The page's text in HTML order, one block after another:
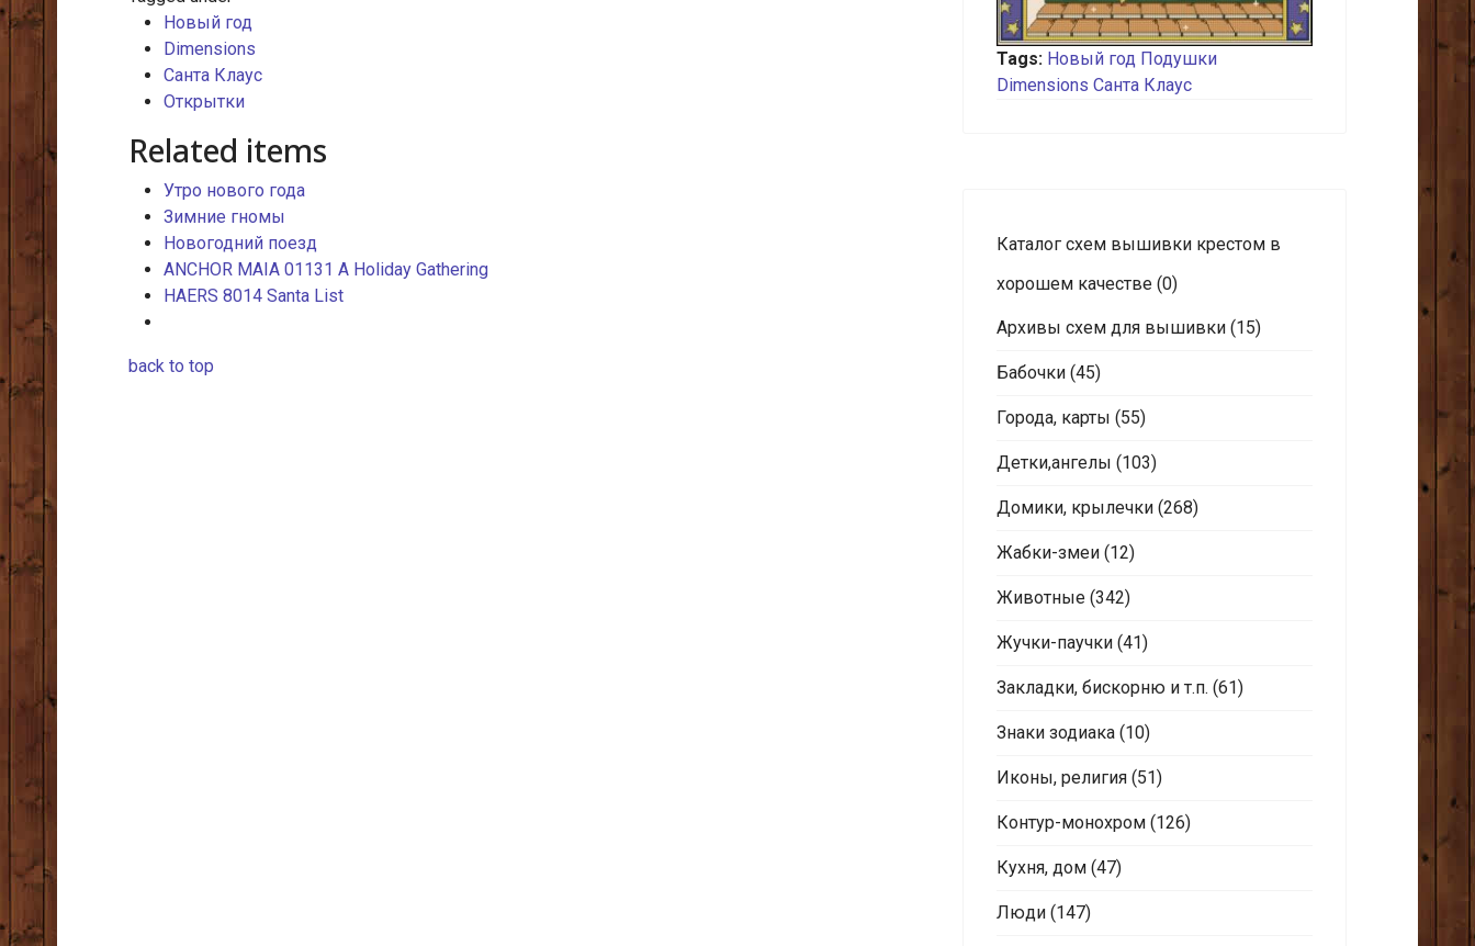
Новый год
Dimensions
Санта Клаус
Открытки
Related items
Утро нового года
Зимние гномы
Новогодний поезд
ANCHOR MAIA 01131 A Holiday Gathering
HAERS 8014 Santa List
back to top
Tags: Новый год Подушки
Dimensions Санта Клаус
Каталог схем вышивки крестом в
хорошем качестве (0)
Архивы схем для вышивки (15)
Бабочки (45)
Города, карты (55)
Детки,ангелы (103)
Домики, крылечки (268)
Жабки-змеи (12)
Животные (342)
Жучки-паучки (41)
Закладки, бискорню и т.п. (61)
Знаки зодиака (10)
Иконы, религия (51)
Контур-монохром (126)
Кухня, дом (47)
Люди (147)